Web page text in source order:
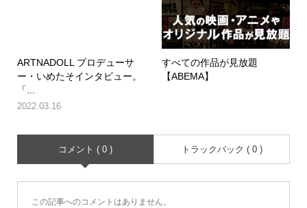
ARTNADOLL プロデューサ
ー・いめたそインタビュー。
「...
2022.03.16
すべての作品が見放題
【ABEMA】
コメント ( 0 ) トラックバック ( 0 )
この記事へのコメントはありません。